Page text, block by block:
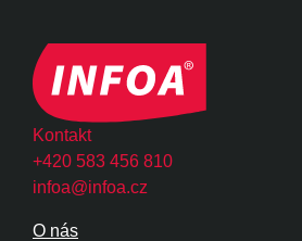
Kontakt
+420 583 456 810
infoa@infoa.cz
O nás